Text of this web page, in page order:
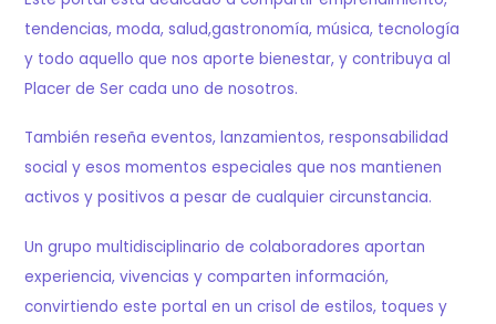
tendencias, moda, salud,gastronomía, música, tecnología
y todo aquello que nos aporte bienestar, y contribuya al
Placer de Ser cada uno de nosotros.
También reseña eventos, lanzamientos, responsabilidad
social y esos momentos especiales que nos mantienen
activos y positivos a pesar de cualquier circunstancia.
Un grupo multidisciplinario de colaboradores aportan
experiencia, vivencias y comparten información,
convirtiendo este portal en un crisol de estilos, toques y